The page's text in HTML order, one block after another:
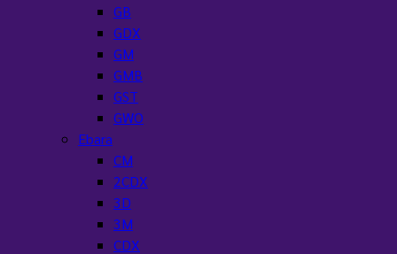
GB
GDX
GM
GMB
GST
GWO
Ebara
CM
2CDX
3D
3M
CDX